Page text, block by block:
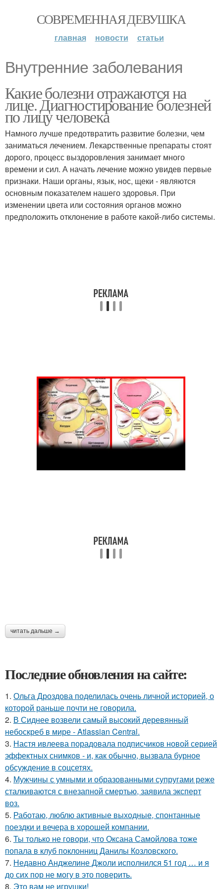
СОВРЕМЕННАЯ ДЕВУШКА
главная новости статьи
Внутренние заболевания
Какие болезни отражаются на
лице. Диагностирование болезней
по лицу человека
Намного лучше предотвратить развитие болезни, чем
заниматься лечением. Лекарственные препараты стоят
дорого, процесс выздоровления занимает много
времени и сил. А начать лечение можно увидев первые
признаки. Наши органы, язык, нос, щеки - являются
основным показателем нашего здоровья. При
изменении цвета или состояния органов можно
предположить отклонение в работе какой-либо системы.
читать дальше →
Последние обновления на сайте:
1. Ольга Дроздова поделилась очень личной историей, о
которой раньше почти не говорила.
2. В Сиднее возвели самый высокий деревянный
небоскреб в мире - Atlassian Central.
3. Настя ивлеева порадовала подписчиков новой серией
эффектных снимков - и, как обычно, вызвала бурное
обсуждение в соцсетях.
4. Мужчины с умными и образованными супругами реже
сталкиваются с внезапной смертью, заявила эксперт
воз.
5. Работаю, люблю активные выходные, спонтанные
поездки и вечера в хорошей компании.
6. Ты только не говори, что Оксана Самойлова тоже
попала в клуб поклонниц Данилы Козловского.
7. Недавно Анджелине Джоли исполнился 51 год … и я
до сих пор не могу в это поверить.
8. Это вам не игрушки!